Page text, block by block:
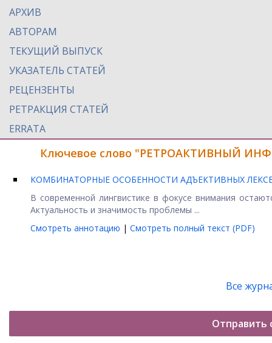
АРХИВ
АВТОРАМ
ТЕКУЩИЙ ВЫПУСК
УКАЗАТЕЛЬ СТАТЕЙ
РЕЦЕНЗЕНТЫ
РЕТРАКЦИЯ СТАТЕЙ
ERRATA
Ключевое слово "РЕТРОАКТИВНЫЙ
КОМБИНАТОРНЫЕ ОСОБЕННОСТИ АДЪЕКТИВНЫХ
В современной лингвистике в фокусе внимания
Актуальность и значимость проблемы ...
Смотреть аннотацию | Смотреть полный текст (PDF)
Все
Отправить